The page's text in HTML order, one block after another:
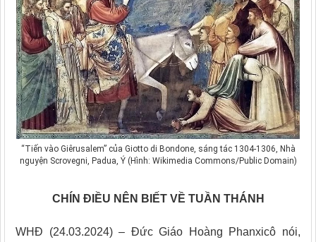
“Tiến vào Giêrusalem” của Giotto di Bondone, sáng tác 1304-1306, Nhà
nguyện Scrovegni, Padua, Ý (Hình: Wikimedia Commons/Public Domain)
CHÍN ĐIỀU NÊN BIẾT VỀ TUẦN THÁNH
WHĐ (24.03.2024) – Đức Giáo Hoàng Phanxicô nói,